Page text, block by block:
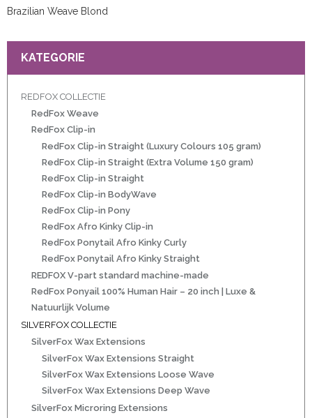
20 inch | Luxe & Natuurlijk Volume
Brazilian Weave Blond
KATEGORIE
REDFOX COLLECTIE
RedFox Weave
RedFox Clip-in
RedFox Clip-in Straight (Luxury Colours 105 gram)
RedFox Clip-in Straight (Extra Volume 150 gram)
RedFox Clip-in Straight
RedFox Clip-in BodyWave
RedFox Clip-in Pony
RedFox Afro Kinky Clip-in
RedFox Ponytail Afro Kinky Curly
RedFox Ponytail Afro Kinky Straight
REDFOX V-part standard machine-made
RedFox Ponyail 100% Human Hair – 20 inch | Luxe &
Natuurlijk Volume
SILVERFOX COLLECTIE
SilverFox Wax Extensions
SilverFox Wax Extensions Straight
SilverFox Wax Extensions Loose Wave
SilverFox Wax Extensions Deep Wave
SilverFox Microring Extensions